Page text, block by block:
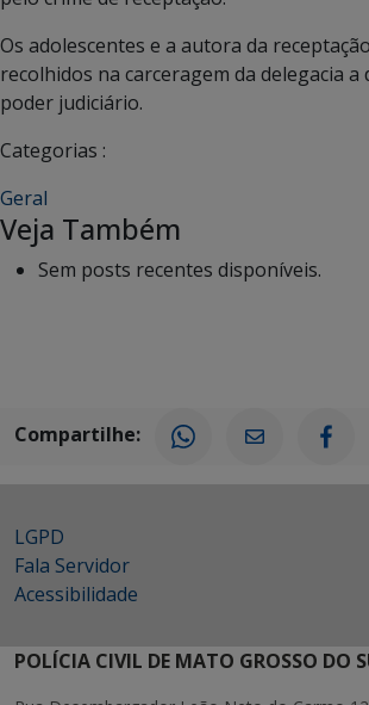
Os adolescentes e a autora da
recolhidos na carceragem da delegacia a
poder judiciário.
Categorias :
Geral
Veja Também
Sem posts recentes disponíveis.
Compartilhe:
LGPD
Fala Servidor
Acessibilidade
POLÍCIA CIVIL DE MATO GROSSO DO